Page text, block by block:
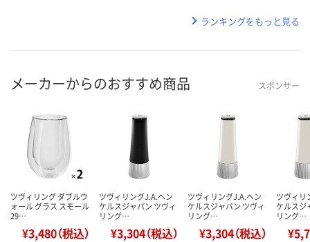
ランキングをもっと見る
メーカーからのおすすめ商品 スポンサー
ツヴィリング ダブルウ
ォール グラス スモール
29…
¥3,480（税込）
ツヴィリングJ.A.ヘン
ケルスジャパン ツヴィ
リング…
¥3,304（税込）
ツヴィリングJ.A.ヘン
ケルスジャパン ツヴィ
リング…
¥3,304（税込）
ツヴィリ
ケルスジ
リング…